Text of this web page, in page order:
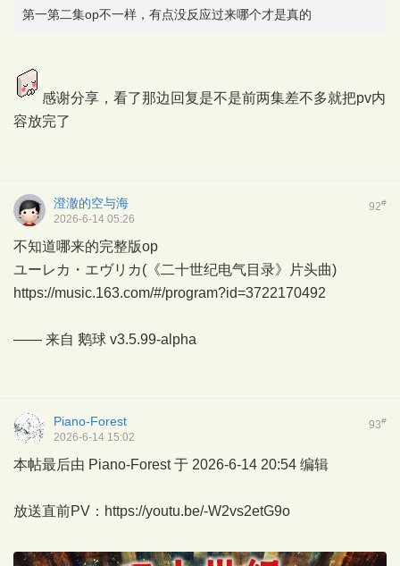
第一第二集op不一样，有点没反应过来哪个才是真的
感谢分享，看了那边回复是不是前两集差不多就把pv内
容放完了
92#
澄澈的空与海
2026-6-14 05:26
不知道哪来的完整版op
ユーレカ・エヴリカ(《二十世纪电气目录》片头曲)
https://music.163.com/#/program?id=3722170492
—— 来自 鹅球 v3.5.99-alpha
93#
Piano-Forest
2026-6-14 15:02
本帖最后由 Piano-Forest 于 2026-6-14 20:54 编辑
放送直前PV： https://youtu.be/-W2vs2etG9o